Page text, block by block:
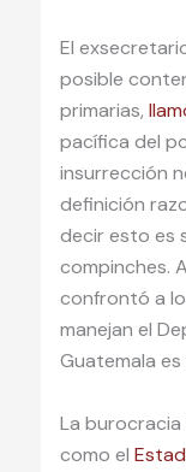
El
posible
primarias,
pacífica del
insurrección
definición
decir esto es
compinches.
confrontó a
manejan el
Guatemala es
La
como el